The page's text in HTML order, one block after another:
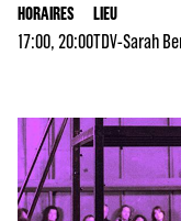
HORAIRES
17:00, 20:00
LIEU
TDV-Sarah